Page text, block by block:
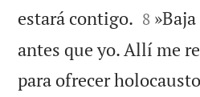
estará contigo. 

8
antes que yo. Allí me
para ofrecer